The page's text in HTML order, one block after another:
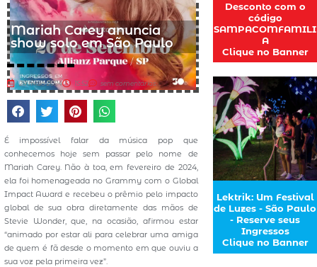
Mariah Carey anuncia
show solo em São Paulo
28 maio 2024 15:52 sem comentários
É impossível falar da música pop que
conhecemos hoje sem passar pelo nome de
Mariah Carey. Não à toa, em fevereiro de 2024,
ela foi homenageada no Grammy com o Global
Impact Award e recebeu o prêmio pelo impacto
global de sua obra diretamente das mãos de
Stevie Wonder, que, na ocasião, afirmou estar
“animado por estar ali para celebrar uma amiga
de quem é fã desde o momento em que ouviu a
sua voz pela primeira vez”.
Desconto com o
código
SAMPACOMFAMILI
A
Clique no Banner
Lektrik: Um Festival
de Luzes - São Paulo
- Reserve seus
Ingressos
Clique no Banner